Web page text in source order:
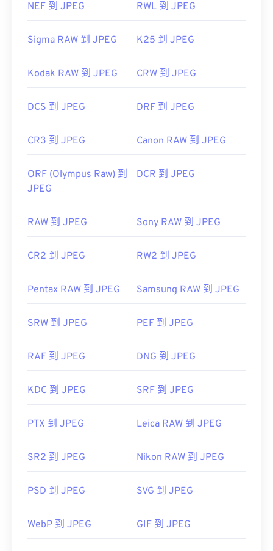
NEF 到 JPEG RWL 到 JPEG
Sigma RAW 到 JPEG K25 到 JPEG
Kodak RAW 到 JPEG CRW 到 JPEG
DCS 到 JPEG DRF 到 JPEG
CR3 到 JPEG Canon RAW 到 JPEG
ORF (Olympus Raw) 到
JPEG
DCR 到 JPEG
RAW 到 JPEG Sony RAW 到 JPEG
CR2 到 JPEG RW2 到 JPEG
Pentax RAW 到 JPEG Samsung RAW 到 JPEG
SRW 到 JPEG PEF 到 JPEG
RAF 到 JPEG DNG 到 JPEG
KDC 到 JPEG SRF 到 JPEG
PTX 到 JPEG Leica RAW 到 JPEG
SR2 到 JPEG Nikon RAW 到 JPEG
PSD 到 JPEG SVG 到 JPEG
WebP 到 JPEG GIF 到 JPEG